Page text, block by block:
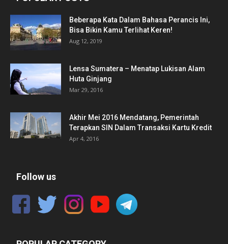
Beberapa Kata Dalam Bahasa Perancis Ini,
Bisa Bikin Kamu Terlihat Keren!
Aug 12, 2019
Lensa Sumatera – Menatap Lukisan Alam
Huta Ginjang
Mar 29, 2016
Akhir Mei 2016 Mendatang, Pemerintah
Terapkan SIN Dalam Transaksi Kartu Kredit
Apr 4, 2016
Follow us